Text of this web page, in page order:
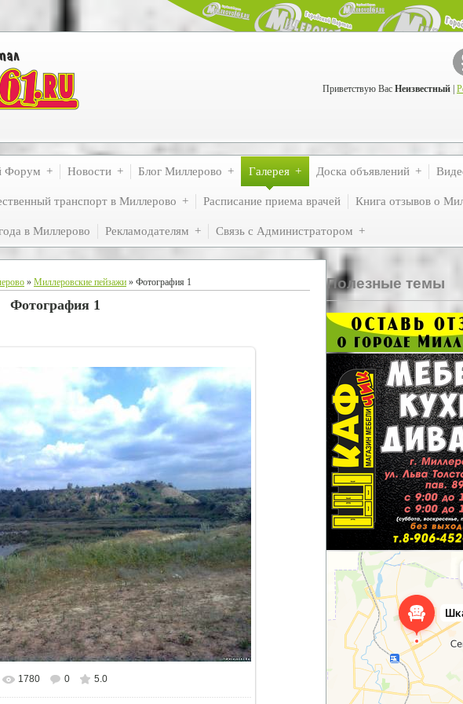
Приветствую Вас Неизвестный
Форум Новости Блог Миллерово Галерея Доска объявлений
транспорт в Миллерово Расписание приема врачей Книга отзывов о
в Миллерово Рекламодателям Связь с Администратором
» Миллеровские пейзажи » Фотография 1
Фотография 1
размере 1500x1125
1780 0 5.0
Полезные темы